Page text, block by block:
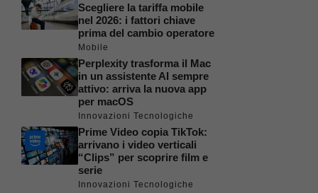
Scegliere la tariffa mobile
nel 2026: i fattori chiave
prima del cambio operatore
Mobile
Perplexity trasforma il Mac
in un assistente AI sempre
attivo: arriva la nuova app
per macOS
Innovazioni Tecnologiche
Prime Video copia TikTok:
arrivano i video verticali
“Clips” per scoprire film e
serie
Innovazioni Tecnologiche